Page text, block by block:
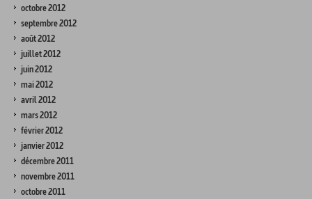
octobre 2012
septembre 2012
août 2012
juillet 2012
juin 2012
mai 2012
avril 2012
mars 2012
février 2012
janvier 2012
décembre 2011
novembre 2011
octobre 2011